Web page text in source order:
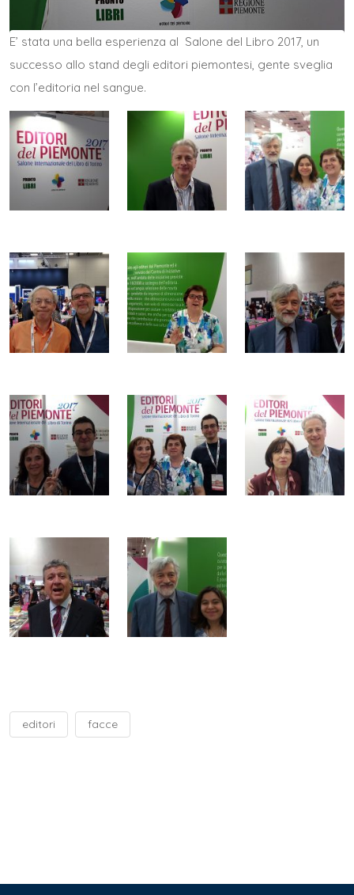
E’ stata una bella esperienza al Salone del Libro 2017, un
successo allo stand degli editori piemontesi, gente sveglia
con l’editoria nel sangue.
editori facce